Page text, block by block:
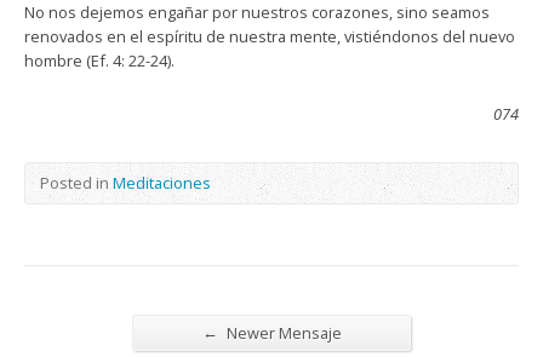
No nos dejemos engañar por nuestros corazones, sino seamos
renovados en el espíritu de nuestra mente, vistiéndonos del nuevo
hombre (Ef. 4: 22-24).
074
Posted in Meditaciones
← Newer Mensaje